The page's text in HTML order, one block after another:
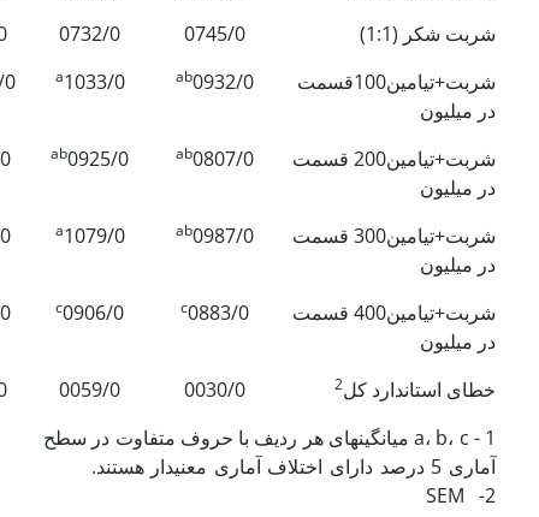
شربت شکر (1:1)
0745/0
0732/0
شربت+تیامین100قسمت
در میلیون
ab0932/0
a1033/0
شربت+تیامین200 قسمت
در میلیون
ab0807/0
ab0925/0
شربت+تیامین300 قسمت
در میلیون
ab0987/0
a1079/0
شربت+تیامین400 قسمت
در میلیون
c0883/0
c0906/0
خطای استاندارد کل2
0030/0
0059/0
1 - a، b، c میانگین­های هر ردیف با حروف متفاوت در سطح
آماری 5 درصد دارای اختلاف آماری معنی­دار هستند.
2- SEM